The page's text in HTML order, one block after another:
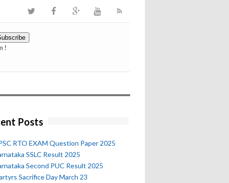
!
Posts
RTO EXAM Question Paper 2025
SSLC Result 2025
Second PUC Result 2025
Sacrifice Day March 23